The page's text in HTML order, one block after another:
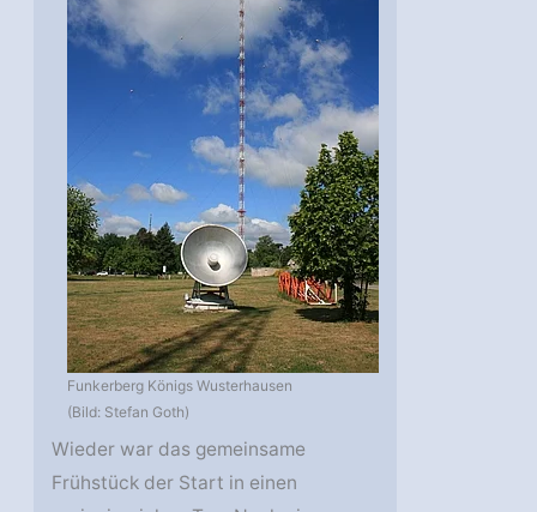
Funkerberg Königs Wusterhausen
(Bild: Stefan Goth)
Wieder war das gemeinsame
Frühstück der Start in einen